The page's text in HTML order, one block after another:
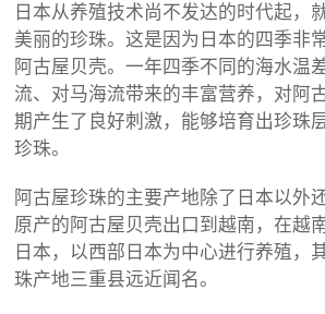
日本从养殖技术尚不发达的时代起，
美丽的珍珠。这是因为日本的四季非
阿古屋贝壳。一年四季不同的海水温
流、对马海流带来的丰富营养，对阿
期产生了良好刺激，能够培育出珍珠
珍珠。
阿古屋珍珠的主要产地除了日本以外
原产的阿古屋贝壳出口到越南，在越
日本，以西部日本为中心进行养殖，
珠产地三重县远近闻名。